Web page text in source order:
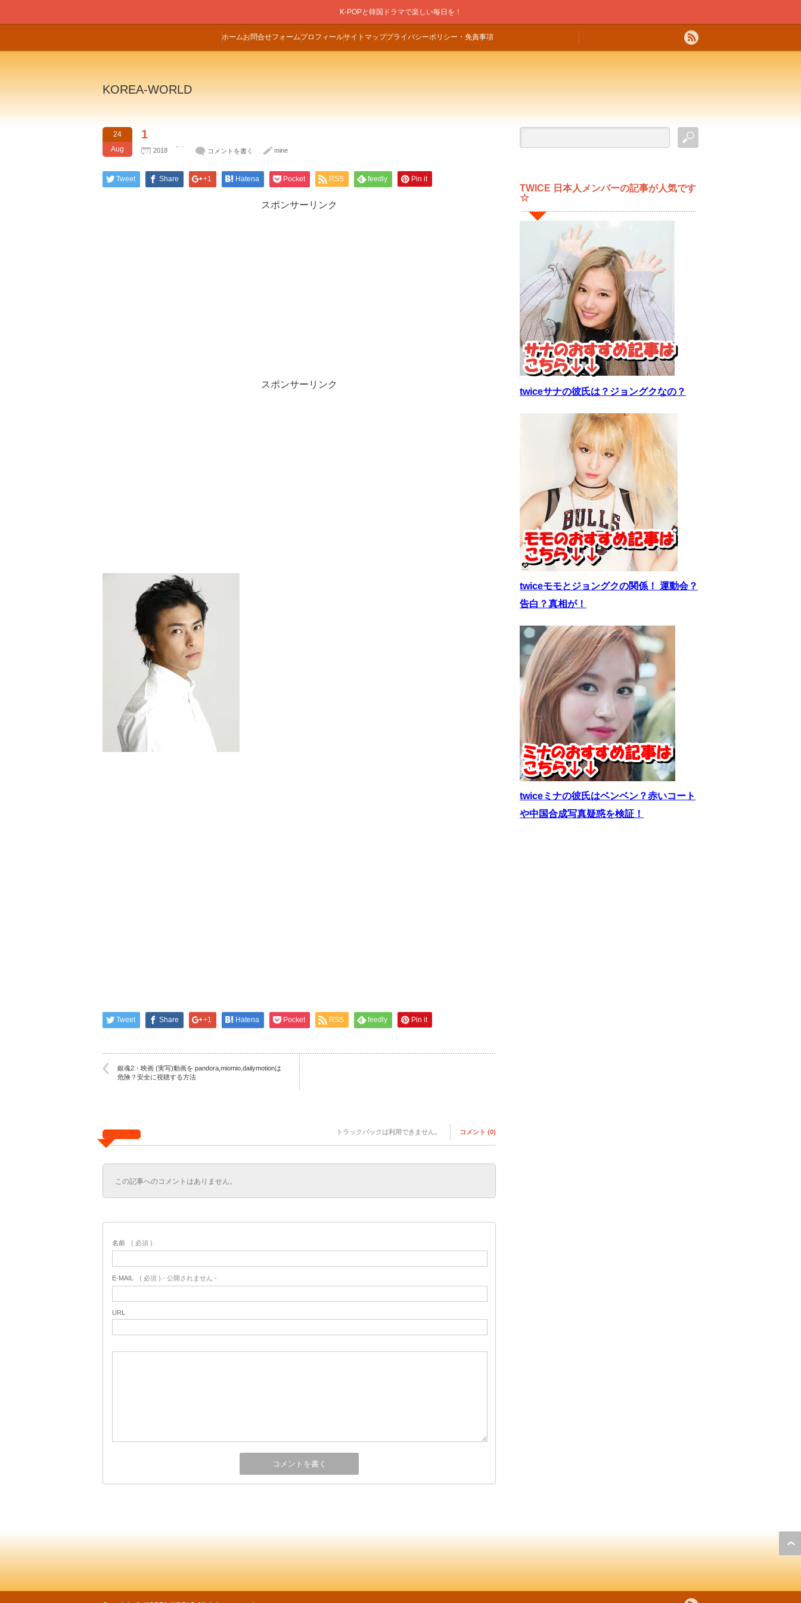
K-POPと韓国ドラマで楽しい毎日を！
ホームお問合せフォームプロフィールサイトマッププライバシーポリシー・免責事項
KOREA-WORLD
24
Aug
1
2018 コメントを書く mine
Tweet Share +1 Hatena Pocket RSS feedly Pin it
スポンサーリンク
スポンサーリンク
Tweet Share +1 Hatena Pocket RSS feedly Pin it
銀魂2・映画 (実写)動画を pandora,miomio,dailymotionは
危険？安全に視聴する方法
コメント トラックバックは利用できません。 コメント (0)
この記事へのコメントはありません。
名前 ( 必須 )
E-MAIL ( 必須 ) - 公開されません -
URL
TWICE 日本人メンバーの記事が人気です
☆
twiceサナの彼氏は？ジョングクなの？
twiceモモとジョングクの関係！ 運動会？
告白？真相が！
twiceミナの彼氏はベンベン？赤いコート
や中国合成写真疑惑を検証！